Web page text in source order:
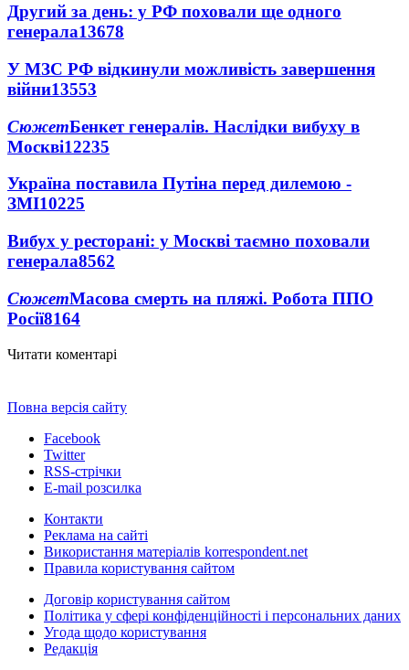
Другий за день: у РФ поховали ще одного
генерала13678
У МЗС РФ відкинули можливість завершення
війни13553
СюжетБенкет генералів. Наслідки вибуху в
Москві12235
Україна поставила Путіна перед дилемою -
ЗМІ10225
Вибух у ресторані: у Москві таємно поховали
генерала8562
СюжетМасова смерть на пляжі. Робота ППО
Росії8164
Читати коментарі
Повна версія сайту
Facebook
Twitter
RSS-стрічки
E-mail розсилка
Контакти
Реклама на сайті
Використання матеріалів korrespondent.net
Правила користування сайтом
Договір користування сайтом
Політика у сфері конфіденційності і персональних даних
Угода щодо користування
Редакція